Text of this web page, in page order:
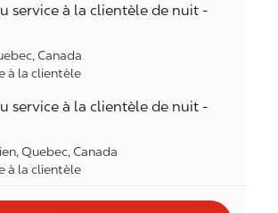
service à la clientèle de nuit -
Canada
à la clientèle
service à la clientèle de nuit -
Quebec, Canada
à la clientèle